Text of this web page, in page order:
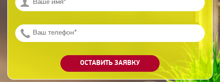
ОСТАВИТЬ ЗАЯВКУ